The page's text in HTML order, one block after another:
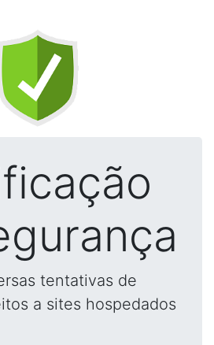
tentativas de
a sites hospedados